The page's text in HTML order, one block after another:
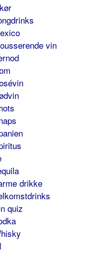
vin
drikke
quiz